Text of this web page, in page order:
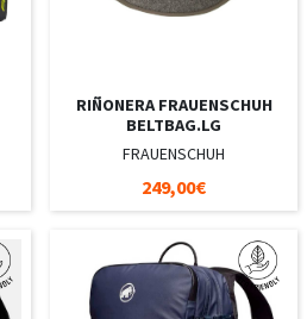
RIÑONERA FRAUENSCHUH
BELTBAG.LG
FRAUENSCHUH
249,00€